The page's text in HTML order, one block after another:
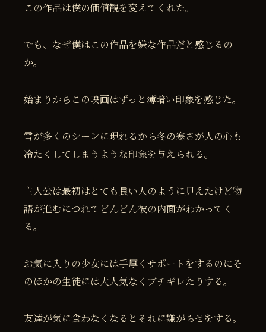
この作品は僕の価値観を変えてくれた。
でも、なぜ僕はこの作品を嫌な作品だと感じるの
か。
始まりからこの映画はずっと薄暗い印象を感じた。
雪が多くのシーンに現れるから冬の寒さが人の心も
冷たくしてしまうような印象を与えられる。
主人公は最初はとても良い人のように見えたけど物
語が進むにつれてどんどん彼の内面がわかってく
る。
お気に入りの少女には手厚くサポートをするのにそ
のほかの生徒には大人気なくブチギレたりする。
友達が気に食わなくなるとそれに嫌がらせをする。